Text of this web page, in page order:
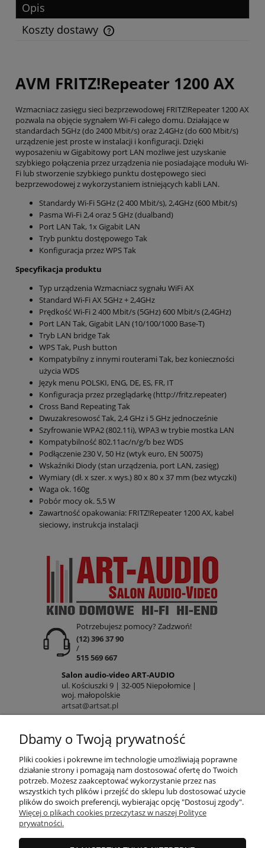
Opis
Koszty dostawy
Cena nie zawiera ewentualnych kosztów płatności
AVM FRITZ!Repeater 1200 AX
Wzmacniacz zasięgu sieci bezprzewodowej FRITZ!Repeater 1200 AX
pozwala na objęcie sygnałem Wi-Fi całego domu. Działające w
standardach 5GHz (do 2400 Mbit/s) oraz 2,4GHz (do 600 Mbit/s)
urządzenie jest proste w instalacji i konfiguracji. Dzięki
wyposażeniu w Gigabitowy port LAN możliwe jest uzyskanie
szybkiego połączenia przez urządzenia nie posiadające modułu Wi-
Fi lub stworzenie szybkiego punktu dostępowego sieci
bezprzewodowej z wykorzystaniem istniejących kabli LAN.
Standardy Wi-Fi 5GHz (2 400 Mbit/s), 2,4GHz (600 Mbit/s)
Pasma Wi-Fi 2,4 oraz 5 GHz (dualband)
Port LAN Tak, 1x Gigabit LAN
Tryb punktu dostępowego Tak
Konfiguracja przez WPS Tak
Specyfikacja produktu
Typ urządzenia Wzmacniacz sygnału WiFi AX
Standard Wi-Fi AX 5GHz + 2,4GHz
Prędkość Wi-Fi 2 400 Mbit/s (5GHz) 600 Mbit/s (2,4GHz)
Port LAN Tak, Gigabit LAN (10/100/1000 Base-T)
Tryb LAN bridge Tak
WPS Tak, Push button
Kompatybilny z innymi routerami Tak, bez konieczności
użycia WDS
Język menu POLSKI, ENG, DE, ES, FR, IT
Konfiguracja przez przeglądarkę (http://fritz.repeater)
Cross Band Repeating Tak
Dwuzakresowosć Tak, 2,4 GHz i 5 GHz jednocześnie
Szyfrowanie WPA2 (802.11i), WPA3 w trybie mostka LAN
Kompatybilność 802.11ac/n/g/b bez WDS
Podłączenie 230 V, 50 Hz (wtyk euro, EN 50075)
Wskaźniki Diody (stan urządzenia, port LAN, zasięg)
Wymiary (dł. x szer. x wys.) 80 x 80 x 37 mm (bez wtyczki)
Waga ok. 160g
Pobór mocy ok. 5,5 W
Zawartność opakowania: FRITZ!Repeater 1200 AX, kabel
sieciowy, instrukcja instalacji
Potrzebujesz pomocy? Zadzwoń!
(12) 396 37 90
/
515 569 667
Salon audio-video ART-AUDIO
ul. Kościuszki 9 | 32-005 Niepołomice |
woj. małopolskie
artsat@artsat.pl
NIP: 6782225502 | REGON: 120645712
POMOC
MOJE KONTO
PŁATNOŚCI
Dbamy o Twoją prywatność
Pliki cookies i pokrewne im technologie umożliwiają poprawne
działanie strony i pomagają nam dostosować ofertę do Twoich
potrzeb. Możesz zaakceptować wykorzystanie przez nas
wszystkich tych plików i przejść do sklepu lub dostosować użycie
plików do swoich preferencji, wybierając opcję "Dostosuj zgody".
Więcej o plikach cookies przeczytasz w naszej Polityce
prywatności.